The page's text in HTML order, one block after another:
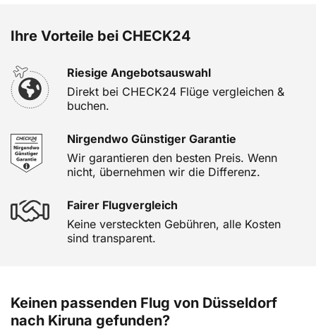
Ihre Vorteile bei CHECK24
Riesige Angebotsauswahl
Direkt bei CHECK24 Flüge vergleichen &
buchen.
Nirgendwo Günstiger Garantie
Wir garantieren den besten Preis. Wenn
nicht, übernehmen wir die Differenz.
Fairer Flugvergleich
Keine versteckten Gebühren, alle Kosten
sind transparent.
Keinen passenden Flug von Düsseldorf
nach Kiruna gefunden?